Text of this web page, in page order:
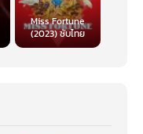
Miss Fortune
(2023) ซับไทย